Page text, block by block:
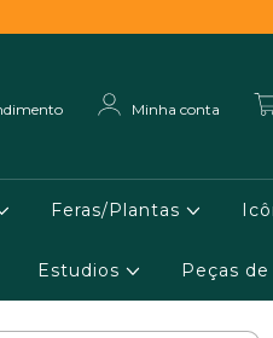
Minha conta
Feras/Plantas
Estudios Peças